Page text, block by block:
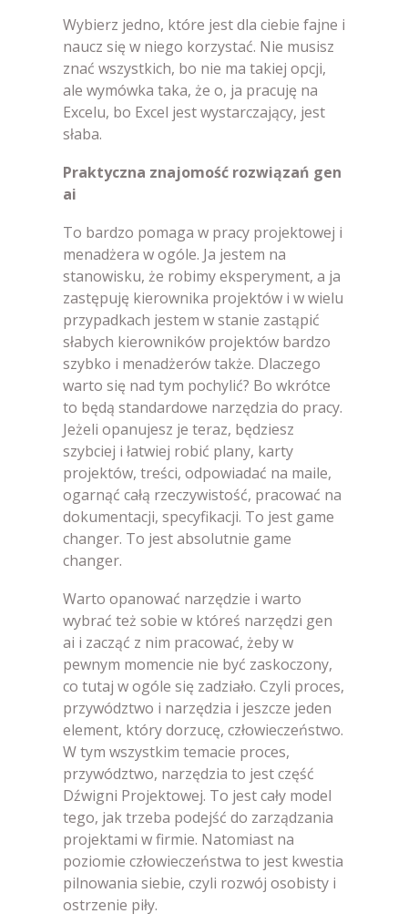
Wybierz jedno, które jest dla ciebie fajne i
naucz się w niego korzystać. Nie musisz
znać wszystkich, bo nie ma takiej opcji,
ale wymówka taka, że o, ja pracuję na
Excelu, bo Excel jest wystarczający, jest
słaba.
Praktyczna znajomość rozwiązań gen
ai
To bardzo pomaga w pracy projektowej i
menadżera w ogóle. Ja jestem na
stanowisku, że robimy eksperyment, a ja
zastępuję kierownika projektów i w wielu
przypadkach jestem w stanie zastąpić
słabych kierowników projektów bardzo
szybko i menadżerów także. Dlaczego
warto się nad tym pochylić? Bo wkrótce
to będą standardowe narzędzia do pracy.
Jeżeli opanujesz je teraz, będziesz
szybciej i łatwiej robić plany, karty
projektów, treści, odpowiadać na maile,
ogarnąć całą rzeczywistość, pracować na
dokumentacji, specyfikacji. To jest game
changer. To jest absolutnie game
changer.
Warto opanować narzędzie i warto
wybrać też sobie w któreś narzędzi gen
ai i zacząć z nim pracować, żeby w
pewnym momencie nie być zaskoczony,
co tutaj w ogóle się zadziało. Czyli proces,
przywództwo i narzędzia i jeszcze jeden
element, który dorzucę, człowieczeństwo.
W tym wszystkim temacie proces,
przywództwo, narzędzia to jest część
Dźwigni Projektowej. To jest cały model
tego, jak trzeba podejść do zarządzania
projektami w firmie. Natomiast na
poziomie człowieczeństwa to jest kwestia
pilnowania siebie, czyli rozwój osobisty i
ostrzenie piły.